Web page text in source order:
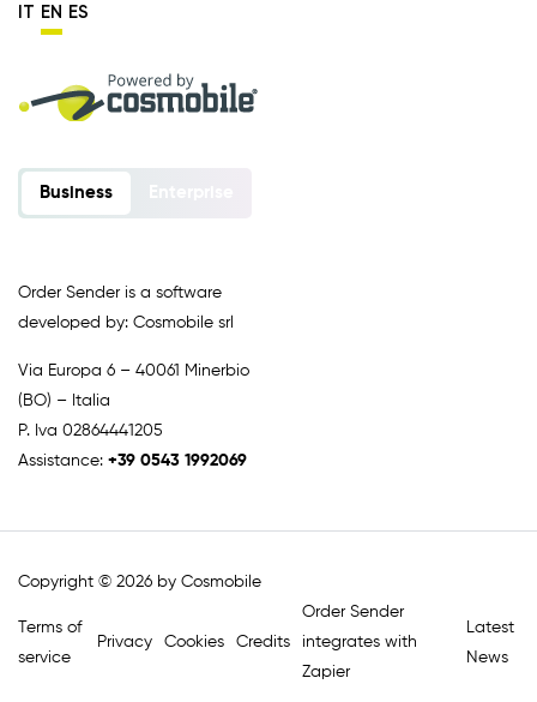
Business
Order Sender is a software
developed by: Cosmobile srl
Via Europa 6 – 40061 Minerbio
(BO) – Italia
P. Iva 02864441205
Assistance: +39 0543 1992069
IT EN ES
Copyright © 2026 by Cosmobile
Terms of
service
Privacy Cookies Credits
Order Sender
integrates with
Zapier
Latest
News